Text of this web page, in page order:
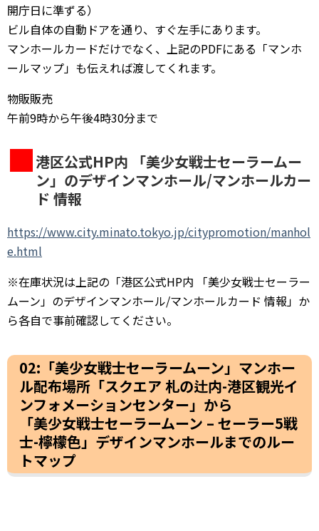
開庁日に準ずる）
ビル自体の自動ドアを通り、すぐ左手にあります。
マンホールカードだけでなく、上記のPDFにある「マンホ
ールマップ」も伝えれば渡してくれます。
物販販売
午前9時から午後4時30分まで
港区公式HP内 「美少女戦士セーラームー
ン」のデザインマンホール/マンホールカー
ド 情報
https://www.city.minato.tokyo.jp/citypromotion/manhol
e.html
※在庫状況は上記の「港区公式HP内 「美少女戦士セーラー
ムーン」のデザインマンホール/マンホールカード 情報」か
ら各自で事前確認してください。
02:「美少女戦士セーラームーン」マンホー
ル配布場所「スクエア 札の辻内-港区観光イ
ンフォメーションセンター」から
「美少女戦士セーラームーン – セーラー5戦
士-檸檬色」デザインマンホールまでのルー
トマップ